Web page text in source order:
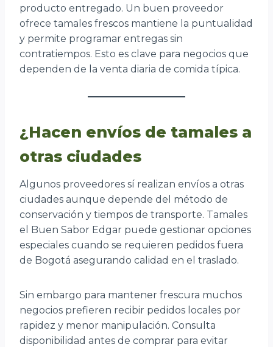
producto entregado. Un buen proveedor
ofrece tamales frescos mantiene la puntualidad
y permite programar entregas sin
contratiempos. Esto es clave para negocios que
dependen de la venta diaria de comida típica.
¿Hacen envíos de tamales a
otras ciudades
Algunos proveedores sí realizan envíos a otras
ciudades aunque depende del método de
conservación y tiempos de transporte. Tamales
el Buen Sabor Edgar puede gestionar opciones
especiales cuando se requieren pedidos fuera
de Bogotá asegurando calidad en el traslado.
Sin embargo para mantener frescura muchos
negocios prefieren recibir pedidos locales por
rapidez y menor manipulación. Consulta
disponibilidad antes de comprar para evitar